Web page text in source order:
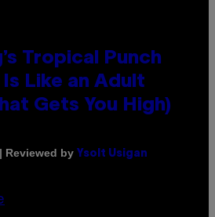
Tropical Punch
Like an Adult
Gets You High)
| Reviewed by Ysolt Usigan